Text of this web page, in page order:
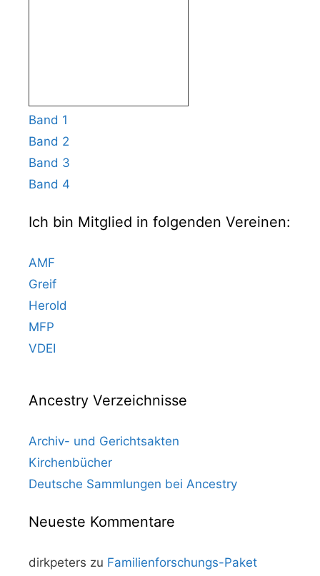
Band 1
Band 2
Band 3
Band 4
Ich bin Mitglied in folgenden Vereinen:
AMF
Greif
Herold
MFP
VDEI
Ancestry Verzeichnisse
Archiv- und Gerichtsakten
Kirchenbücher
Deutsche Sammlungen bei Ancestry
Neueste Kommentare
dirkpeters zu Familienforschungs-Paket